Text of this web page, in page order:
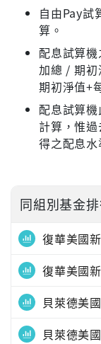
自由Pay試
算。
配息試算
加總 / 期
期初淨值+
配息試算
計算，惟
得之配息水
同組別基金
復華美國
復華美國
貝萊德美
貝萊德美